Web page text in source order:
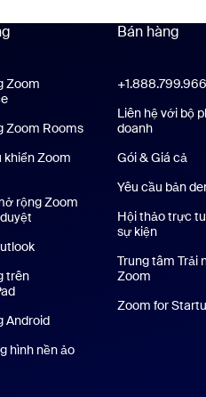
Zoom
Ứng dụng Zoom Workplace
Zoom RoomsỨng dụng Zoom
khiển Zoom
rộng Zoom
trên
Ứng dụng trên iPhone/iPad
AndroidỨng dụng Android
hình nền ảoNền ảo Zoom
Bán hàng
Liên hệ với bộ
doanh
Gói & Giá cả
Yêu cầu bản
Hội thảo trực
sự kiện
Trung tâm Trải
Zoom Trung
Zoom for